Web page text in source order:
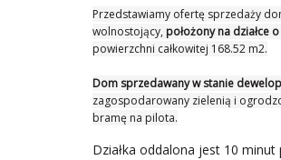
Przedstawiamy ofertę sprzedaży
wolnostojący, położony na działce
powierzchni całkowitej 168.52 m2.
Dom sprzedawany w stanie
zagospodarowany zielenią i
bramę na pilota.
Działka oddalona jest 10